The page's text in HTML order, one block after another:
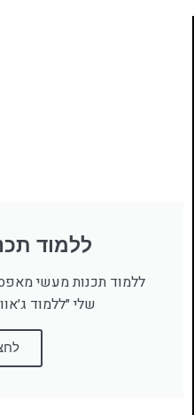
ללמוד
ללמוד תכנות מעשי
שלי ״ללמוד